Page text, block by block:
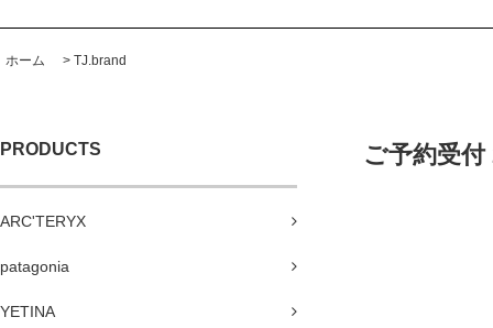
ホーム > TJ.brand
PRODUCTS
ARC'TERYX
patagonia
YETINA
ご予約受